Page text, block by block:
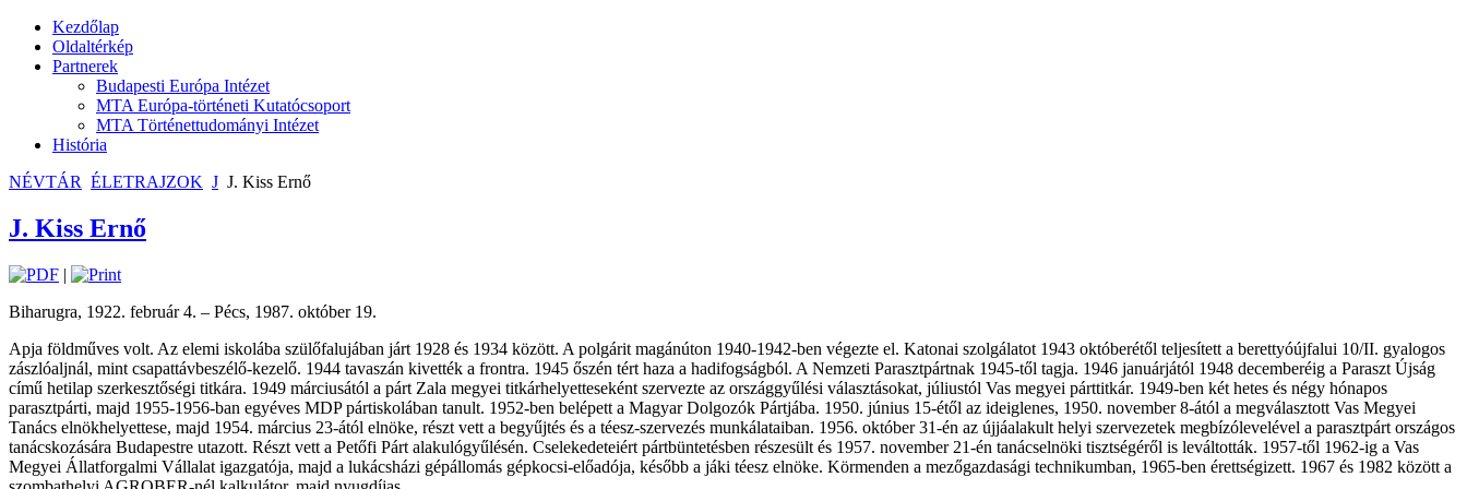
Kezdőlap
Oldaltérkép
Partnerek
Budapesti Európa Intézet
MTA Európa-történeti Kutatócsoport
MTA Történettudományi Intézet
História
NÉVTÁR ÉLETRAJZOK J J. Kiss Ernő
J. Kiss Ernő
|
Biharugra, 1922. február 4. – Pécs, 1987. október 19.
Apja földműves volt. Az elemi iskolába szülőfalujában járt 1928 és 1934 között. A polgárit magánúton 1940-1942-ben végezte el. Katonai szolgálatot 1943 októberétől teljesített a berettyóújfalui 10/II. gyalogos
zászlóaljnál, mint csapattávbeszélő-kezelő. 1944 tavaszán kivették a frontra. 1945 őszén tért haza a hadifogságból. A Nemzeti Parasztpártnak 1945-től tagja. 1946 januárjától 1948 decemberéig a Paraszt Újság
című hetilap szerkesztőségi titkára. 1949 márciusától a párt Zala megyei titkárhelyetteseként szervezte az országgyűlési választásokat, júliustól Vas megyei párttitkár. 1949-ben két hetes és négy hónapos
parasztpárti, majd 1955-1956-ban egyéves MDP pártiskolában tanult. 1952-ben belépett a Magyar Dolgozók Pártjába. 1950. június 15-étől az ideiglenes, 1950. november 8-ától a megválasztott Vas Megyei
Tanács elnökhelyettese, majd 1954. március 23-ától elnöke, részt vett a begyűjtés és a téesz-szervezés munkálataiban. 1956. október 31-én az újjáalakult helyi szervezetek megbízólevelével a parasztpárt országos
tanácskozására Budapestre utazott. Részt vett a Petőfi Párt alakulógyűlésén. Cselekedeteiért pártbüntetésben részesült és 1957. november 21-én tanácselnöki tisztségéről is leváltották. 1957-től 1962-ig a Vas
Megyei Állatforgalmi Vállalat igazgatója, majd a lukácsházi gépállomás gépkocsi-előadója, később a jáki téesz elnöke. Körmenden a mezőgazdasági technikumban, 1965-ben érettségizett. 1967 és 1982 között a